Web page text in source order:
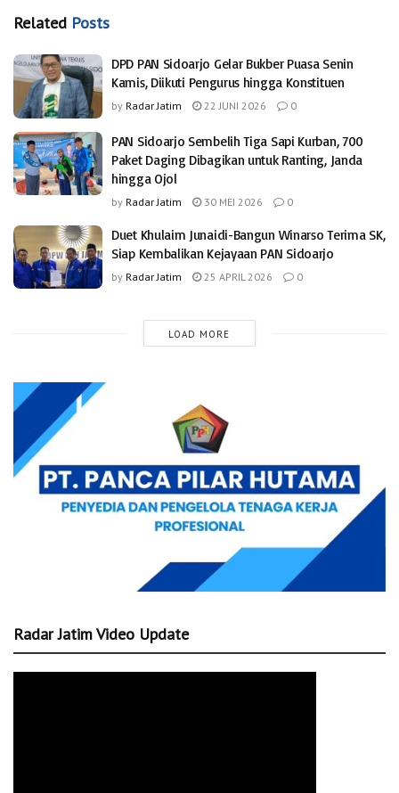
Related Posts
DPD PAN Sidoarjo Gelar Bukber Puasa Senin
Kamis, Diikuti Pengurus hingga Konstituen
by Radar Jatim 22 JUNI 2026 0
PAN Sidoarjo Sembelih Tiga Sapi Kurban, 700
Paket Daging Dibagikan untuk Ranting, Janda
hingga Ojol
by Radar Jatim 30 MEI 2026 0
Duet Khulaim Junaidi-Bangun Winarso Terima SK,
Siap Kembalikan Kejayaan PAN Sidoarjo
by Radar Jatim 25 APRIL 2026 0
LOAD MORE
Radar Jatim Video Update